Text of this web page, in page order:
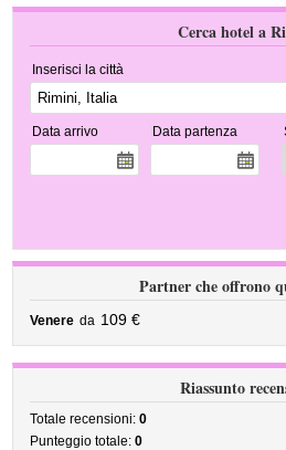
Cerca hotel a
Inserisci la città
Data arrivo Data partenza
Partner che offrono
Venere da 109 €
Riassunto
Totale recensioni:0
Punteggio totale:0